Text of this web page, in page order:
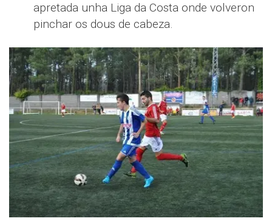
apretada unha Liga da Costa onde volveron
pinchar os dous de cabeza.